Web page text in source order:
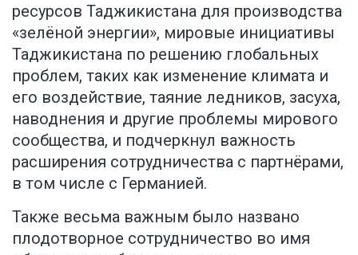
ресурсов Таджикистана для производства
«зелёной энергии», мировые инициативы
Таджикистана по решению глобальных
проблем, таких как изменение климата и
его воздействие, таяние ледников, засуха,
наводнения и другие проблемы мирового
сообщества, и подчеркнул важность
расширения сотрудничества с партнёрами,
в том числе с Германией.
Также весьма важным было названо
плодотворное сотрудничество во имя